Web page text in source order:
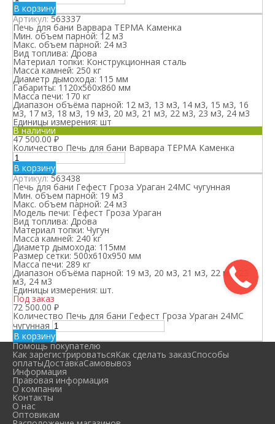
В корзину
Артикул:563337
Печь для бани Варвара ТЕРМА Каменка
Мин. объем парной: 12 м3
Макс. объем парной: 24 м3
Вид топлива: Дрова
Материал топки: Конструкционная сталь
Масса камней: 250 кг
Диаметр дымохода: 115 мм
Габариты:1120х560х860 мм
Масса печи: 170 кг
Диапазон объёма парной: 12 м3, 13 м3, 14 м3, 15 м3, 16
м3, 17 м3, 18 м3, 19 м3, 20 м3, 21 м3, 22 м3, 23 м3, 24 м3
Единицы измерения: шт
В наличии
47 500.00₽
Количество Печь для бани Варвара ТЕРМА Каменка
В корзину
Артикул:563438
Печь для бани Гефест Гроза Ураган 24МС чугунная
Мин. объем парной: 19 м3
Макс. объем парной: 24 м3
Модель печи: Гефест Гроза Ураган
Вид топлива: Дрова
Материал топки: Чугун
Масса камней: 240 кг
Диаметр дымохода: 115мм
Размер сетки: 500х610х950 мм
Масса печи: 289 кг
Диапазон объёма парной: 19 м3, 20 м3, 21 м3, 22 м3, 23
м3, 24 м3
Единицы измерения: шт.
Под заказ
72 500.00 ₽
Количество Печь для бани Гефест Гроза Ураган 24МС
чугунная
В корзину
Помощь покупателю
Как зарегистрироватьсяКак сделать заказСпособы
оплатыДоставкаСамовывоз
Информация
Правовая информация
О компании
Контакты
О нас
Оптовикам